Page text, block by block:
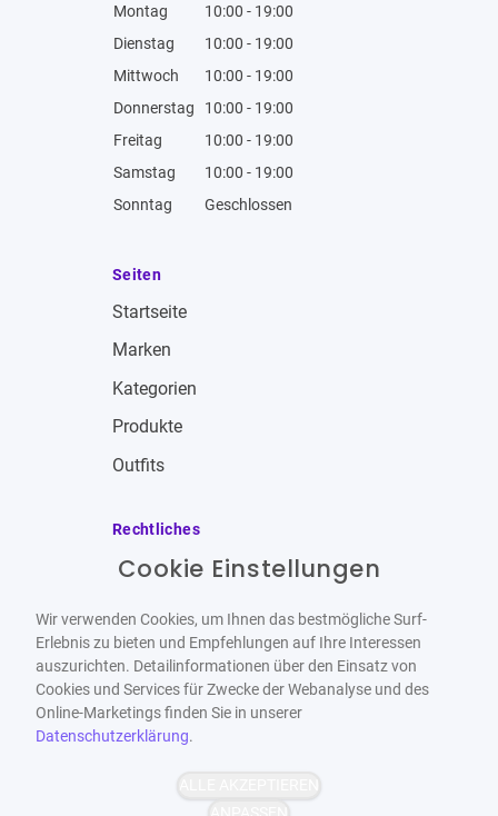
Montag
10:00 - 19:00
Dienstag
10:00 - 19:00
Mittwoch
10:00 - 19:00
Donnerstag
10:00 - 19:00
Freitag
10:00 - 19:00
Samstag
10:00 - 19:00
Sonntag
Geschlossen
Seiten
Startseite
Marken
Kategorien
Produkte
Outfits
Rechtliches
Impressum
Datenschutzbestimmungen
Widerrufsbelehrung
Barrierefrei Bereitgestellt von
Cookie Einstellungen
Wir verwenden Cookies, um Ihnen das bestmögliche Surf-
Erlebnis zu bieten und Empfehlungen auf Ihre Interessen
auszurichten. Detailinformationen über den Einsatz von
Cookies und Services für Zwecke der Webanalyse und des
Online-Marketings finden Sie in unserer
Datenschutzerklärung.
ALLE AKZEPTIEREN